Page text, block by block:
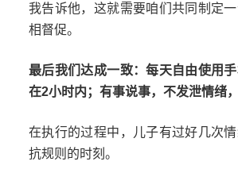
我告诉他，这就需要咱们共同制定
相督促。
最后我们达成一致：每天自由使用
在2小时内；有事说事，不发泄情绪，
在执行的过程中，儿子有过好几次
抗规则的时刻。